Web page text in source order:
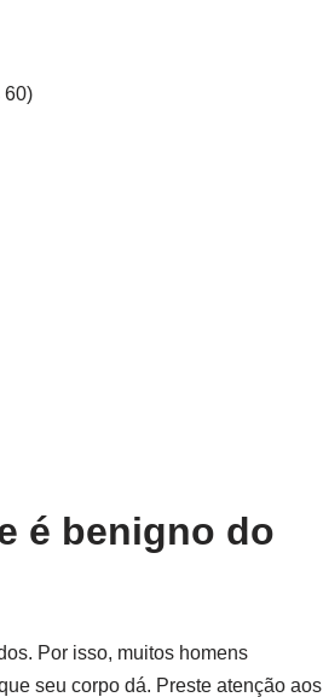
60)
é benigno do
Por isso, muitos homens
seu corpo dá. Preste atenção aos